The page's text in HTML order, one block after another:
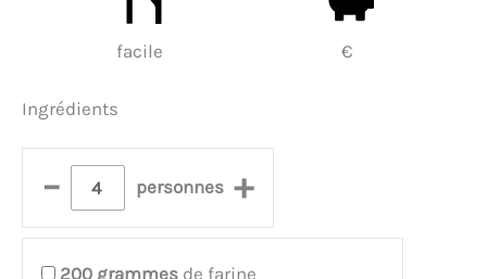
facile €
Ingrédients
– personnes +
200 grammes de farine